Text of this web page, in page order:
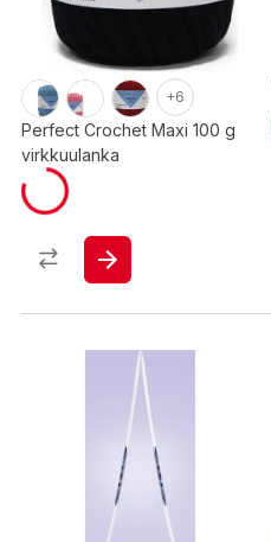
+6
Perfect Crochet Maxi 100 g
virkkuulanka